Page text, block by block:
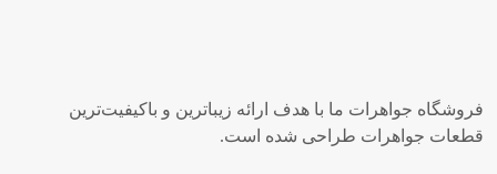
فروشگاه جواهرات ما با هدف ارائه زیباترین و باکیفیت‌ترین
قطعات جواهرات طراحی شده است.